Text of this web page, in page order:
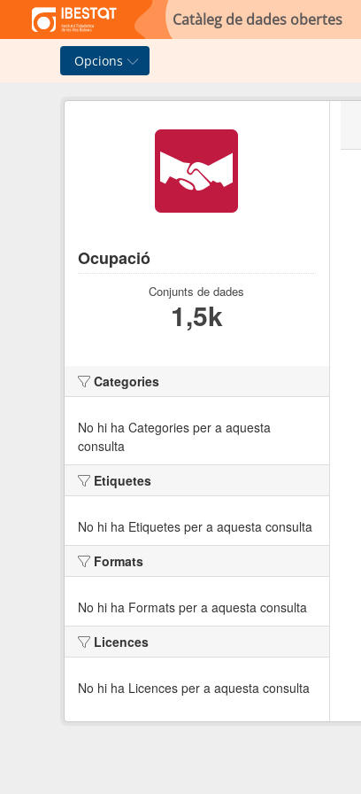
Skip to main content
Catàleg de dades obertes
Opcions
Ocupació
Conjunts de dades
1,5k
Categories
No hi ha Categories per a aquesta
consulta
Etiquetes
No hi ha Etiquetes per a aquesta consulta
Formats
No hi ha Formats per a aquesta consulta
Licences
No hi ha Licences per a aquesta consulta